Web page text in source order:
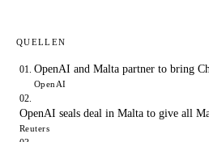
QUELLEN
OpenAI and Malta partner to bring
OpenAI
OpenAI seals deal in Malta to give all
Reuters